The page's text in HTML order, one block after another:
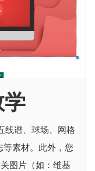
学
线谱、球场、网格
素材。此外，您
图片（如：维基